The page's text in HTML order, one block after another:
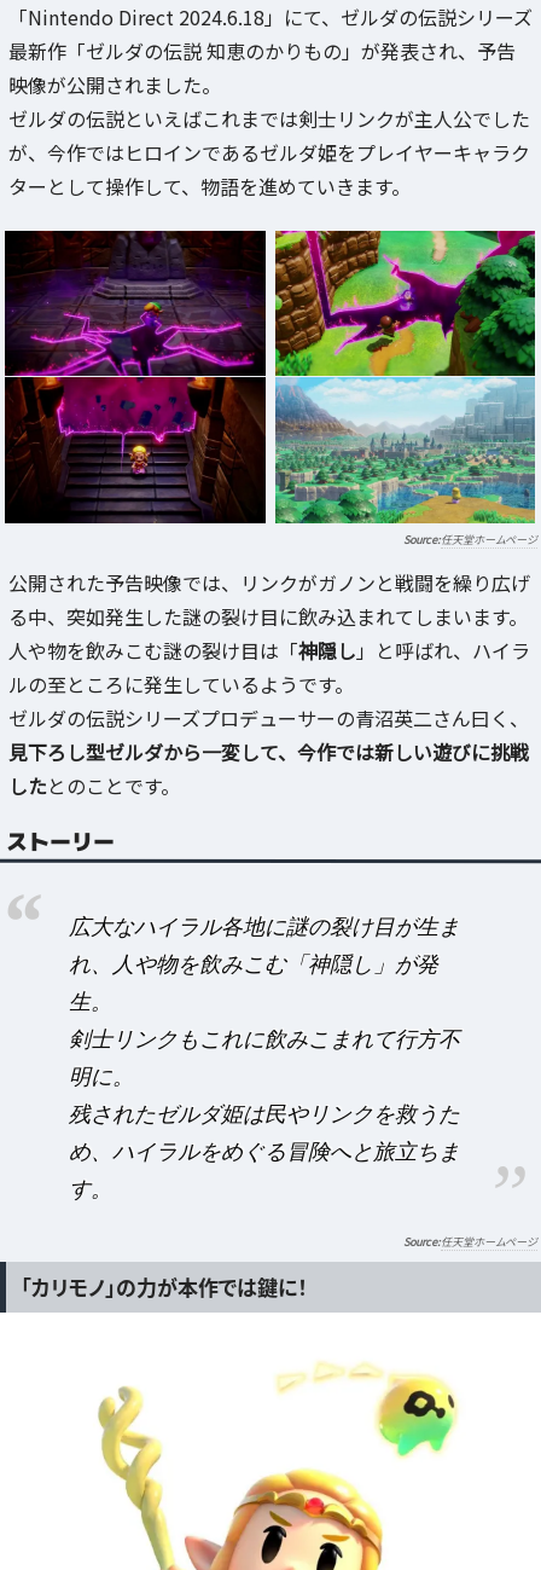
「Nintendo Direct 2024.6.18」にて、ゼルダの伝説シリーズ
最新作「ゼルダの伝説 知恵のかりもの」が発表され、予告
映像が公開されました。
ゼルダの伝説といえばこれまでは剣士リンクが主人公でした
が、今作ではヒロインであるゼルダ姫をプレイヤーキャラク
ターとして操作して、物語を進めていきます。
任天堂ホームページ
公開された予告映像では、リンクがガノンと戦闘を繰り広げ
る中、突如発生した謎の裂け目に飲み込まれてしまいます。
人や物を飲みこむ謎の裂け目は「神隠し 」と呼ばれ、ハイラ
ルの至ところに発生しているようです。
ゼルダの伝説シリーズプロデューサーの青沼英二さん曰く、
見下ろし型ゼルダから一変して、今作では新しい遊びに挑戦
したとのことです。
ストーリー
広大なハイラル各地に謎の裂け目が生ま
れ、人や物を飲みこむ「神隠し」が発
生。
剣士リンクもこれに飲みこまれて行方不
明に。
残されたゼルダ姫は民やリンクを救うた
め、ハイラルをめぐる冒険へと旅立ちま
す。
任天堂ホームページ
「カリモノ」の力が本作では鍵に！